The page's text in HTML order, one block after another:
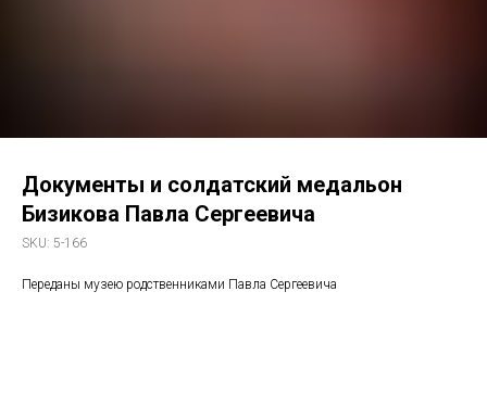
Документы и солдатский медальон
Бизикова Павла Сергеевича
SKU: 5-166
Переданы музею родственниками Павла Сергеевича